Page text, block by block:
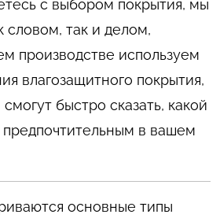
с выбором покрытия, мы
словом, так и делом,
производстве используем
влагозащитного покрытия,
быстро сказать, какой
в вашем
основные типы